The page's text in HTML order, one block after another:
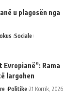
u plagosën nga
Sociale
Rama
largohen
Politike 21 Korrik, 2026